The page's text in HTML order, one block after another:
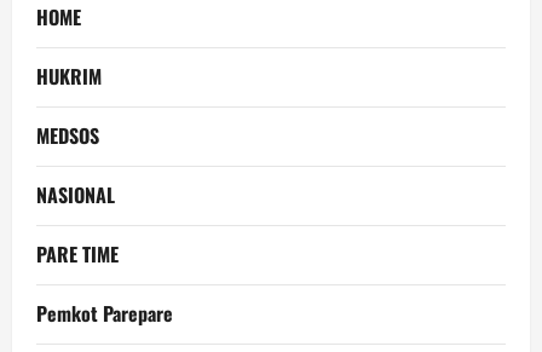
HOME
HUKRIM
MEDSOS
NASIONAL
PARE TIME
Pemkot Parepare